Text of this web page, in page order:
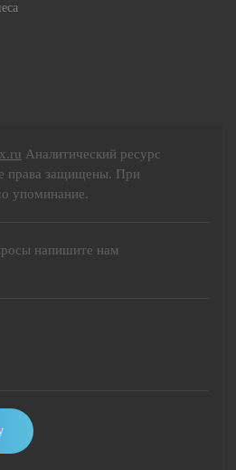
Аналитический ресурс
защищены. При
упоминание.
напишите нам